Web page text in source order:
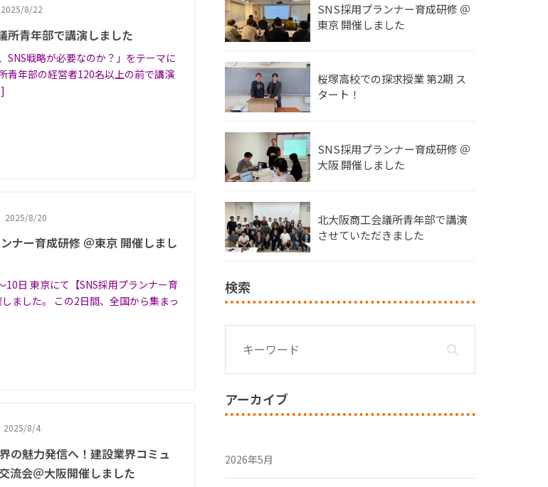
2025/8/22
所青年部で講演しました
SNS戦略が必要なのか？」をテーマに
青年部の経営者120名以上の前で講演
2025/8/20
ナー育成研修 ＠東京 開催しまし
10日 東京にて【SNS採用プランナー育
ました。 この2日間、全国から集まっ
2025/8/4
の魅力発信へ！建設業界コミュ
流会＠大阪開催しました
SNS採用プランナー育成研修 ＠
東京 開催しました
桜塚高校での探求授業 第2期 ス
タート！
SNS採用プランナー育成研修 ＠
大阪 開催しました
北大阪商工会議所青年部で講演
させていただきました
検索
アーカイブ
2026年5月